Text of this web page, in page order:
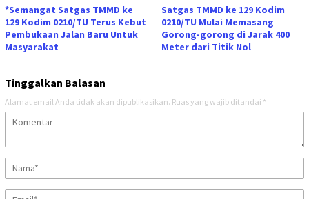
*Semangat Satgas TMMD ke
129 Kodim 0210/TU Terus Kebut
Pembukaan Jalan Baru Untuk
Masyarakat
Satgas TMMD ke 129 Kodim
0210/TU Mulai Memasang
Gorong-gorong di Jarak 400
Meter dari Titik Nol
Tinggalkan Balasan
Alamat email Anda tidak akan dipublikasikan. Ruas yang wajib ditandai *